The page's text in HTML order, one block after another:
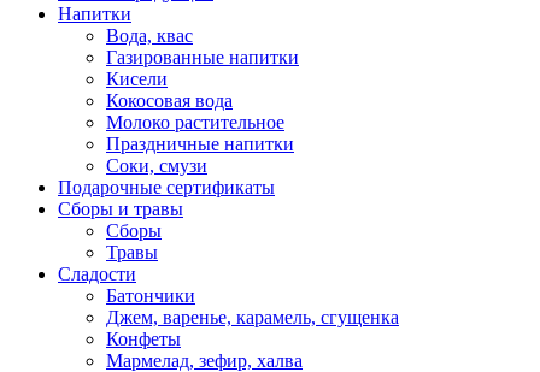
Напитки
Вода, квас
Газированные напитки
Кисели
Кокосовая вода
Молоко растительное
Праздничные напитки
Соки, смузи
Подарочные сертификаты
Сборы и травы
Сборы
Травы
Сладости
Батончики
Джем, варенье, карамель, сгущенка
Конфеты
Мармелад, зефир, халва